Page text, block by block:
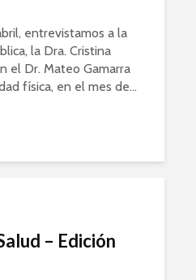
entrevistamos a la
la Dra. Cristina
el Dr. Mateo Gamarra
física, en el mes de...
– Edición